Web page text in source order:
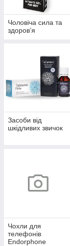
Чоловіча сила та
здоров’я
Засоби від
шкідливих звичок
Чохли для
телефонів
Endorphone